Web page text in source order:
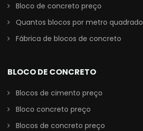
Bloco de concreto preço
Quantos blocos por metro quadrado
Fábrica de blocos de concreto
BLOCO DE CONCRETO
Blocos de cimento preço
Bloco concreto preço
Blocos de concreto preço